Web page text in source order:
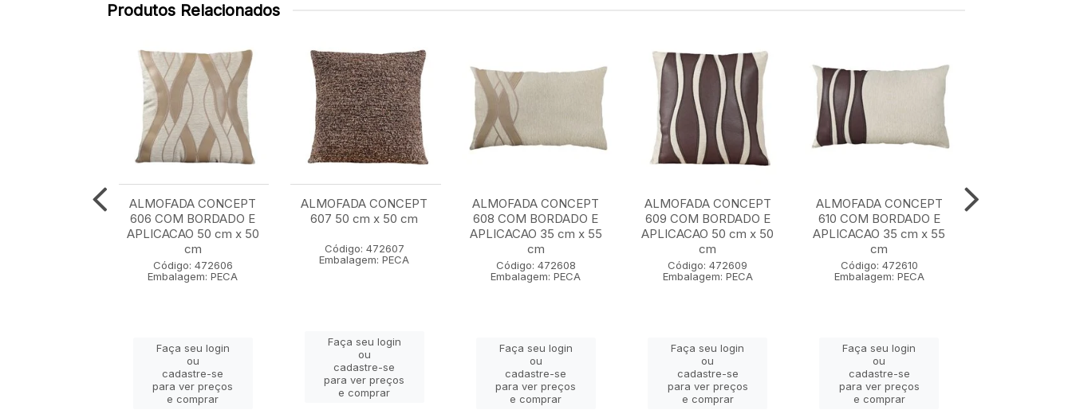
Produtos Relacionados
CONCEPT 611
ALMOFADA CONCEPT
606 COM BORDADO E
APLICACAO 50 cm x 50
cm
Código: 472606
Embalagem: PECA
Faça seu login
ou
cadastre-se
para ver preços
e comprar
ALMOFADA CONCEPT
607 50 cm x 50 cm
Código: 472607
Embalagem: PECA
Faça seu login
ou
cadastre-se
para ver preços
e comprar
ALMOFADA CONCEPT
608 COM BORDADO E
APLICACAO 35 cm x 55
cm
Código: 472608
Embalagem: PECA
Faça seu login
ou
cadastre-se
para ver preços
e comprar
ALMOFADA CONCEPT
609 COM BORDADO E
APLICACAO 50 cm x 50
cm
Código: 472609
Embalagem: PECA
Faça seu login
ou
cadastre-se
para ver preços
e comprar
ALMOFADA CONCEPT
610 COM BORDADO E
APLICACAO 35 cm x 55
cm
Código: 472610
Embalagem: PECA
Faça seu login
ou
cadastre-se
para ver preços
e comprar
ALMOFADA